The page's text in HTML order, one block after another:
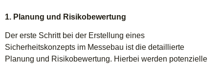
1. Planung und Risikobewertung
Der erste Schritt bei der Erstellung eines
Sicherheitskonzepts im Messebau ist die detaillierte
Planung und Risikobewertung. Hierbei werden potenzielle